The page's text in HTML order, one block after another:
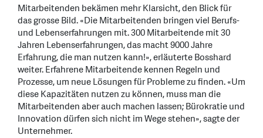
Mitarbeitenden bekämen mehr Klarsicht, den Blick für
das grosse Bild. «Die Mitarbeitenden bringen viel Berufs-
und Lebenserfahrungen mit. 300 Mitarbeitende mit 30
Jahren Lebenserfahrungen, das macht 9000 Jahre
Erfahrung, die man nutzen kann!», erläuterte Bosshard
weiter. Erfahrene Mitarbeitende kennen Regeln und
Prozesse, um neue Lösungen für Probleme zu finden. «Um
diese Kapazitäten nutzen zu können, muss man die
Mitarbeitenden aber auch machen lassen; Bürokratie und
Innovation dürfen sich nicht im Wege stehen», sagte der
Unternehmer.